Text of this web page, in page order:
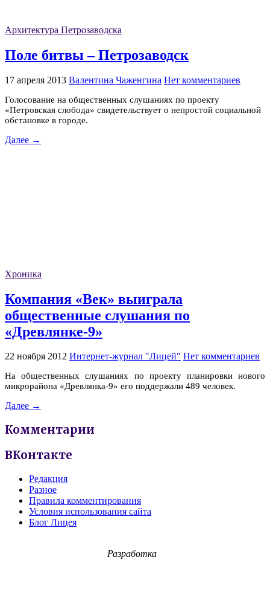
Архитектура Петрозаводска
Поле битвы – Петрозаводск
17 апреля 2013 Валентина Чаженгина Нет комментариев
Голосование на общественных слушаниях по проекту
«Петровская слобода» свидетельствует о непростой социальной
обстановке в городе.
Далее →
Хроника
Компания «Век» выиграла
общественные слушания по
«Древлянке-9»
22 ноября 2012 Интернет-журнал "Лицей" Нет комментариев
На общественных слушаниях по проекту планировки нового
микрорайона «Древлянка-9» его поддержали 489 человек.
Далее →
Комментарии
ВКонтакте
Редакция
Разное
Правила комментирования
Условия использования сайта
Блог Лицея
Разработка